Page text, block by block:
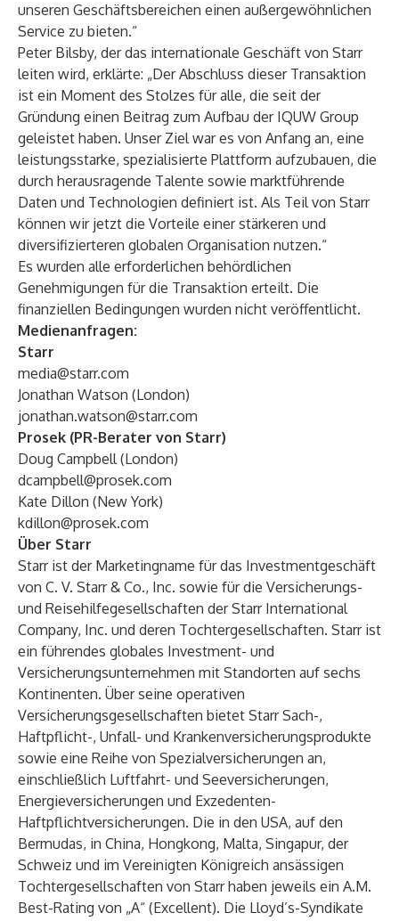
unseren Geschäftsbereichen einen außergewöhnlichen
Service zu bieten.“
Peter Bilsby, der das internationale Geschäft von Starr
leiten wird, erklärte: „Der Abschluss dieser Transaktion
ist ein Moment des Stolzes für alle, die seit der
Gründung einen Beitrag zum Aufbau der IQUW Group
geleistet haben. Unser Ziel war es von Anfang an, eine
leistungsstarke, spezialisierte Plattform aufzubauen, die
durch herausragende Talente sowie marktführende
Daten und Technologien definiert ist. Als Teil von Starr
können wir jetzt die Vorteile einer stärkeren und
diversifizierteren globalen Organisation nutzen.“
Es wurden alle erforderlichen behördlichen
Genehmigungen für die Transaktion erteilt. Die
finanziellen Bedingungen wurden nicht veröffentlicht.
Medienanfragen:
Starr
media@starr.com
Jonathan Watson (London)
jonathan.watson@starr.com
Prosek (PR-Berater von Starr)
Doug Campbell (London)
dcampbell@prosek.com
Kate Dillon (New York)
kdillon@prosek.com
Über Starr
Starr ist der Marketingname für das Investmentgeschäft
von C. V. Starr & Co., Inc. sowie für die Versicherungs-
und Reisehilfegesellschaften der Starr International
Company, Inc. und deren Tochtergesellschaften. Starr ist
ein führendes globales Investment- und
Versicherungsunternehmen mit Standorten auf sechs
Kontinenten. Über seine operativen
Versicherungsgesellschaften bietet Starr Sach-,
Haftpflicht-, Unfall- und Krankenversicherungsprodukte
sowie eine Reihe von Spezialversicherungen an,
einschließlich Luftfahrt- und Seeversicherungen,
Energieversicherungen und Exzedenten-
Haftpflichtversicherungen. Die in den USA, auf den
Bermudas, in China, Hongkong, Malta, Singapur, der
Schweiz und im Vereinigten Königreich ansässigen
Tochtergesellschaften von Starr haben jeweils ein A.M.
Best-Rating von „A“ (Excellent). Die Lloyd’s-Syndikate